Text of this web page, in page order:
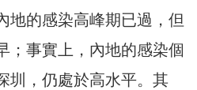
地的感染高峰期已過，但
；事實上，內地的感染個
圳，仍處於高水平。其